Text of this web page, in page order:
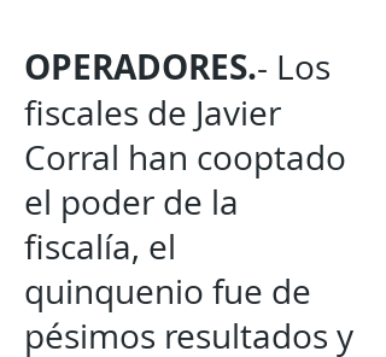
OPERADORES.- Los
fiscales de Javier
Corral han cooptado
el poder de la
fiscalía, el
quinquenio fue de
pésimos resultados y